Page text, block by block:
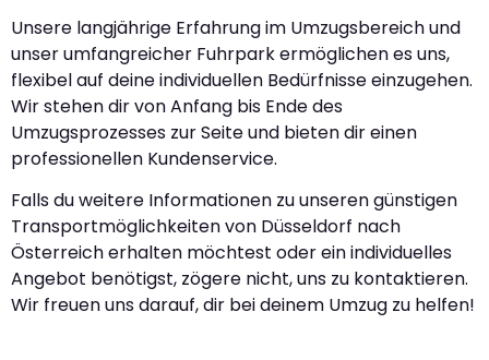
Unsere langjährige Erfahrung im Umzugsbereich und
unser umfangreicher Fuhrpark ermöglichen es uns,
flexibel auf deine individuellen Bedürfnisse einzugehen.
Wir stehen dir von Anfang bis Ende des
Umzugsprozesses zur Seite und bieten dir einen
professionellen Kundenservice.
Falls du weitere Informationen zu unseren günstigen
Transportmöglichkeiten von Düsseldorf nach
Österreich erhalten möchtest oder ein individuelles
Angebot benötigst, zögere nicht, uns zu kontaktieren.
Wir freuen uns darauf, dir bei deinem Umzug zu helfen!